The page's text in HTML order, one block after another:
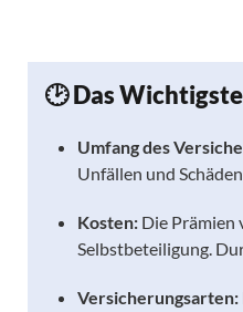
🕑 Das
Umfang des
Unfällen und
Kosten: Die Prämien
Selbstbeteiligung.
Versicherungsarten: